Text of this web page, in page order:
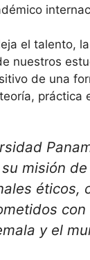
el talento,
nuestros
de una
práctica
misión
éticos,
y el